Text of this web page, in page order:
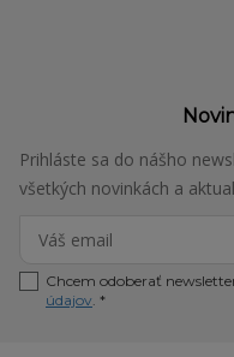
Prihláste sa do nášho
všetkých novinkách a
Chcem odoberať
údajov . *